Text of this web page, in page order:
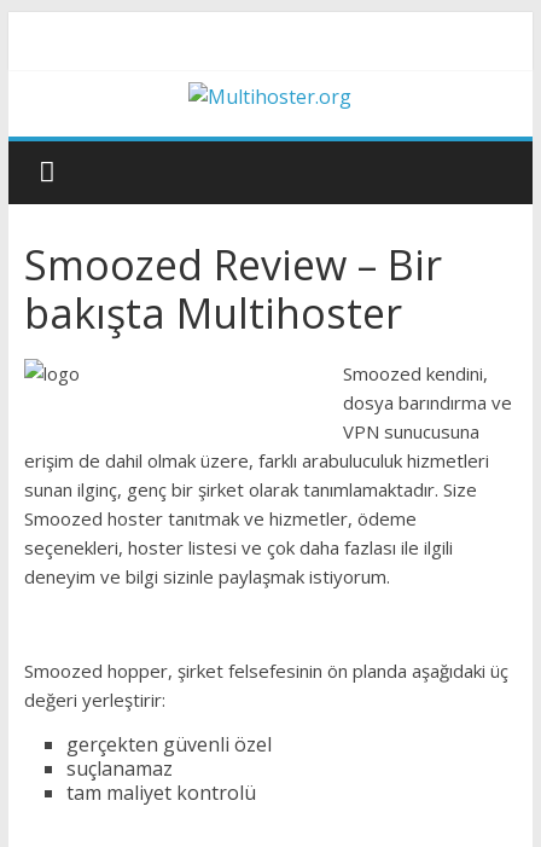
Smoozed Review – Bir
bakışta Multihoster
Smoozed kendini,
dosya barındırma ve
VPN sunucusuna
erişim de dahil olmak üzere, farklı arabuluculuk hizmetleri
sunan ilginç, genç bir şirket olarak tanımlamaktadır. Size
Smoozed hoster tanıtmak ve hizmetler, ödeme
seçenekleri, hoster listesi ve çok daha fazlası ile ilgili
deneyim ve bilgi sizinle paylaşmak istiyorum.
Smoozed hopper, şirket felsefesinin ön planda aşağıdaki üç
değeri yerleştirir:
gerçekten güvenli özel
suçlanamaz
tam maliyet kontrolü